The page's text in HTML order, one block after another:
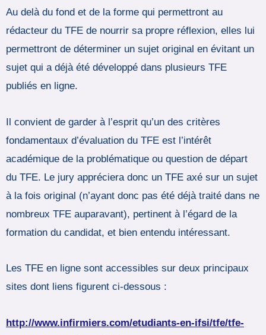
Au delà du fond et de la forme qui permettront au
rédacteur du TFE de nourrir sa propre réflexion, elles lui
permettront de déterminer un sujet original en évitant un
sujet qui a déjà été développé dans plusieurs TFE
publiés en ligne.
Il convient de garder à l’esprit qu’un des critères
fondamentaux d’évaluation du TFE est l’intérêt
académique de la problématique ou question de départ
du TFE. Le jury appréciera donc un TFE axé sur un sujet
à la fois original (n’ayant donc pas été déjà traité dans ne
nombreux TFE auparavant), pertinent à l’égard de la
formation du candidat, et bien entendu intéressant.
Les TFE en ligne sont accessibles sur deux principaux
sites dont liens figurent ci-dessous :
http://www.infirmiers.com/etudiants-en-ifsi/tfe/tfe-